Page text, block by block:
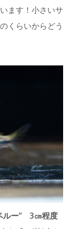
ます！小さいサ
くらいからどう
ルー” 3㎝程度